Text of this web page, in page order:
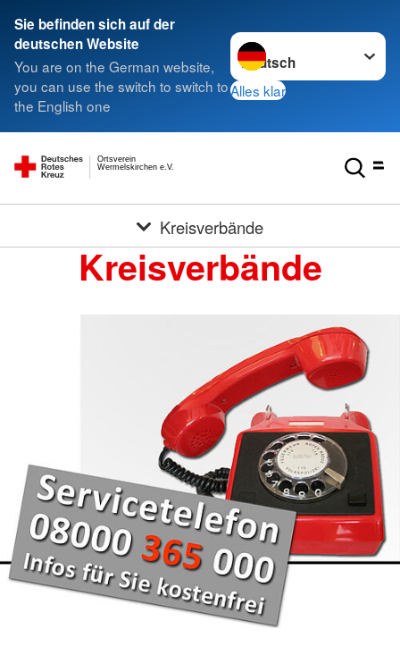
Sie befinden sich auf der
deutschen Website
You are on the German website,
you can use the switch to switch to
the English one
Sprache wechseln zu
Alles klar
Wermelskirchen e.V.
Ortsverein
Kreisverbände
Kreisverbände